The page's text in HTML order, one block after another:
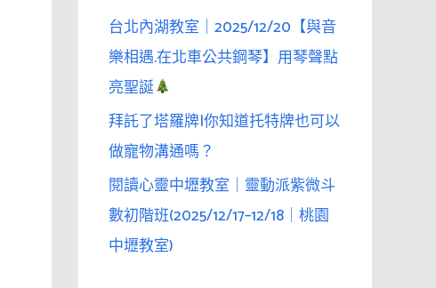
台北內湖教室｜2025/12/20【與音
樂相遇.在北車公共鋼琴】用琴聲點
亮聖誕
拜託了塔羅牌|你知道托特牌也可以
做寵物溝通嗎？
閱讀心靈中壢教室｜靈動派紫微斗
數初階班(2025/12/17–12/18｜桃園
中壢教室)